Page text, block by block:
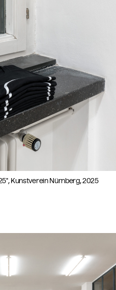
Kunstverein Nürnberg, 2025